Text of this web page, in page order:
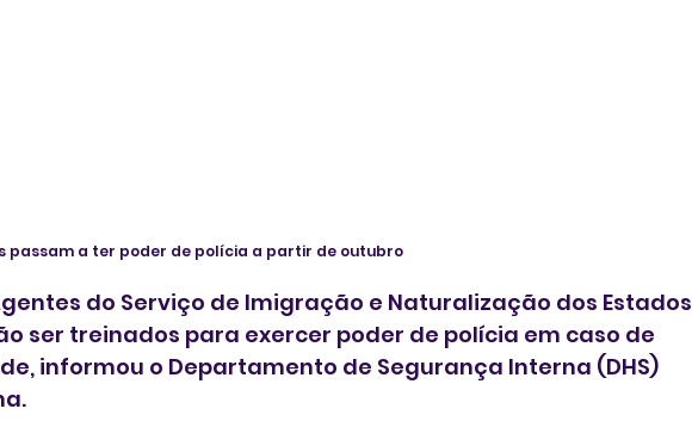
passam a ter poder de polícia a partir de outubro
do Serviço de Imigração e Naturalização dos Estados
ser treinados para exercer poder de polícia em caso de
informou o Departamento de Segurança Interna (DHS)